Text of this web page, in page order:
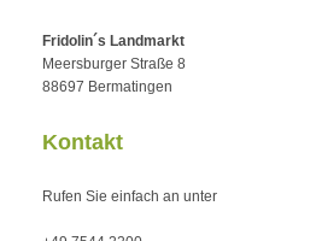
Fridolin´s Landmarkt
Meersburger Straße 8
88697 Bermatingen
Kontakt
Rufen Sie einfach an unter